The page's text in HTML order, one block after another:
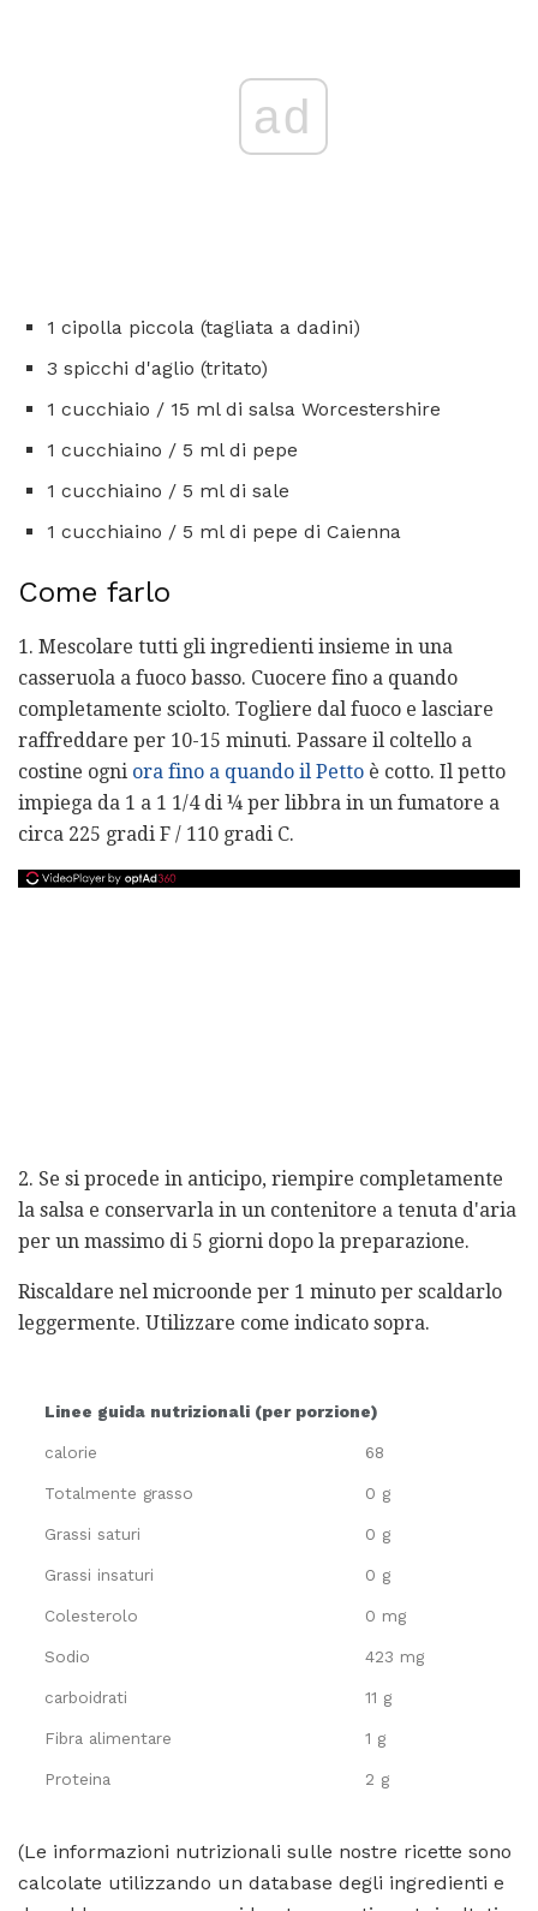
ad
1 cipolla piccola (tagliata a dadini)
3 spicchi d'aglio (tritato)
1 cucchiaio / 15 ml di salsa Worcestershire
1 cucchiaino / 5 ml di pepe
1 cucchiaino / 5 ml di sale
1 cucchiaino / 5 ml di pepe di Caienna
Come farlo
1. Mescolare tutti gli ingredienti insieme in una
casseruola a fuoco basso. Cuocere fino a quando
completamente sciolto. Togliere dal fuoco e lasciare
raffreddare per 10-15 minuti. Passare il coltello a
costine ogni ora fino a quando il Petto è cotto. Il petto
impiega da 1 a 1 1/4 di ¼ per libbra in un fumatore a
circa 225 gradi F / 110 gradi C.
2. Se si procede in anticipo, riempire completamente
la salsa e conservarla in un contenitore a tenuta d'aria
per un massimo di 5 giorni dopo la preparazione.
Riscaldare nel microonde per 1 minuto per scaldarlo
leggermente. Utilizzare come indicato sopra.
Linee guida nutrizionali (per porzione)
calorie 68
Totalmente grasso 0 g
Grassi saturi 0 g
Grassi insaturi 0 g
Colesterolo 0 mg
Sodio 423 mg
carboidrati 11 g
Fibra alimentare 1 g
Proteina 2 g
(Le informazioni nutrizionali sulle nostre ricette sono
calcolate utilizzando un database degli ingredienti e